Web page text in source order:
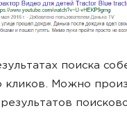
поиска
кликов. Можно